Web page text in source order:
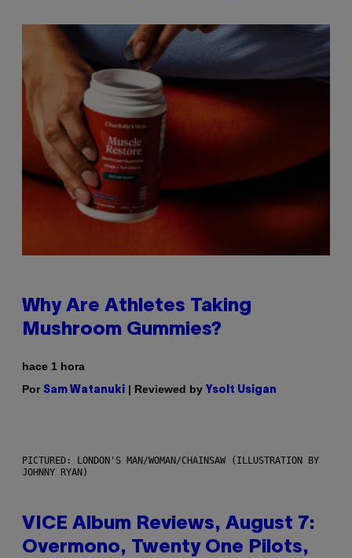
Why Are Athletes Taking
Mushroom Gummies?
hace 1 hora
Por Sam Watanuki | Reviewed by Ysolt Usigan
PICTURED: LONDON'S MAN/WOMAN/CHAINSAW (ILLUSTRATION BY
JOHNNY RYAN)
VICE Album Reviews, August 7:
Overmono, Twenty One Pilots,